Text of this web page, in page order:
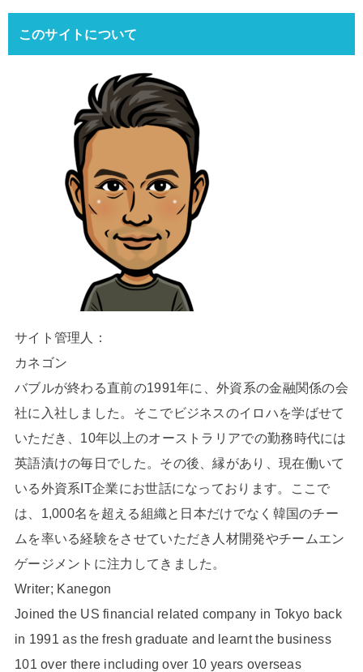
このサイトについて
サイト管理人：
カネゴン
バブルが終わる直前の1991年に、外資系の金融関係の会
社に入社しました。そこでビジネスのイロハを学ばせて
いただき、10年以上のオーストラリアでの勤務時代には
英語漬けの毎日でした。その後、縁があり、現在働いて
いる外資系IT企業にお世話になっております。ここで
は、1,000名を超える組織と日本だけでなく韓国のチー
ムを率いる経験をさせていただき人材開発やチームエン
ゲージメントに注力してきました。
Writer; Kanegon
Joined the US financial related company in Tokyo back
in 1991 as the fresh graduate and learnt the business
101 over there including over 10 years overseas